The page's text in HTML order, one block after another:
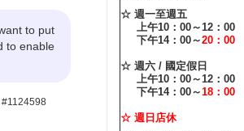
to put
to enable
☆ 週一至週五
上午10：00～12：00
下午14：00～20：00
☆ 週六 / 國定假日
上午10：00～12：00
下午14：00～18：00
☆ 週日店休